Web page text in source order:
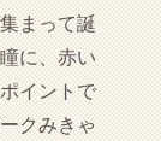
まって誕
に、赤い
イントで
クみきゃ